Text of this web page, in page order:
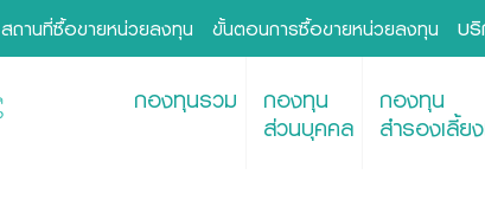
สถานที่ซื้อขายหน่วยลงทุน ขั้นตอนการซื้อขายหน่วยลงทุน บ
กองทุนรวม กองทุน
ส่วนบุคคล
กองทุน
สำรองเลี้ย